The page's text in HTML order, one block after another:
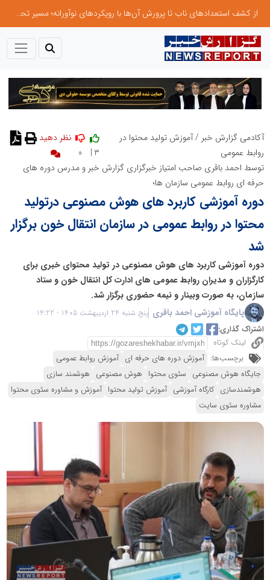
از کشف استعدادهای ناب تا پرورش آن‌ها با رویکردهای نوآورانه؛ مسیر تحول‌آفرین شنای ایران در سطح جهانی
آکادمی گزارش خبر / آموزش تولید محتوا در
روابط عمومی
3 |
0
توسط احمد باقری صاحب امتیاز خبرگزاری گزارش خبر و مدرس دوره های
حرفه ای روابط عمومی سازمان ها؛
دوره آموزشی کاربرد های هوش مصنوعی درتولید
محتوا در روابط عمومی در سازمان انتقال خون برگزار
شد
دوره آموزشی کاربرد های هوش مصنوعی در تولید محتوای خبری برای
کارگزاران و مدیران روابط عمومی های ادارت کل انتقال خون و ستاد
سازمان، به صورت وبینار و نیمه حضوری برگزار شد.
پایگاه آموزشی احمد باقری پنج شنبه 24 اردیبهشت 1405 - 14:22
اشتراک گذاری:
لینک کوتاه
برچسب‌ها: آموزش دوره های حرفه ای آموزش روابط عمومی
جایگاه هوش مصنوعی سئوی محتوا هوش مصنوعی هوشمند سازی
هوشمندسازی کارگاه آموزشی آموزش تولید محتوا آموزش و مشاوره سئوی محتوا
مشاوره سئوی سایت